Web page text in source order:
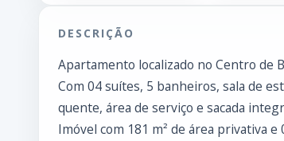
DESCRIÇÃO
Apartamento localizado no Centro de
Com 04 suítes, 5 banheiros, sala de
quente, área de serviço e sacada
Imóvel com 181 m² de área privativa e